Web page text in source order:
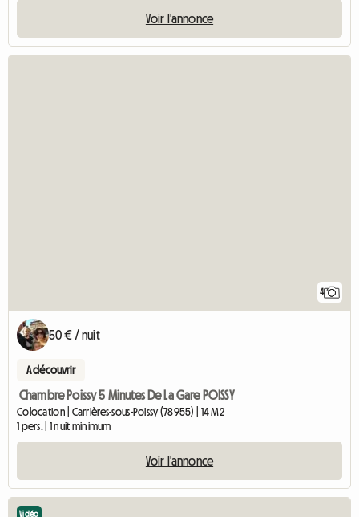
Voir l'annonce
4
50 € / nuit
A découvrir
Chambre Poissy 5 Minutes De La Gare POISSY
Colocation | Carrières-sous-Poissy (78955) | 14 M2
1 pers. | 1 nuit minimum
Voir l'annonce
Vidéo